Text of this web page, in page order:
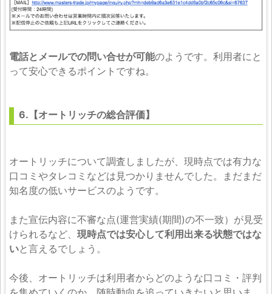
電話とメールでの問い合せが可能のようです。利用者にと
って安心できるポイントですね。
6.【オートリッチの総合評価】
オートリッチについて調査しましたが、現時点では有力な
口コミやタレコミなどは見つかりませんでした。まだまだ
知名度の低いサービスのようです。
また宣伝内容に不審な点(運営実績(期間)の不一致）が見受
けられるなど、 現時点では安心して利用出来る状態ではな
いと言えるでしょう。
今後、オートリッチは利用者からどのような口コミ・評判